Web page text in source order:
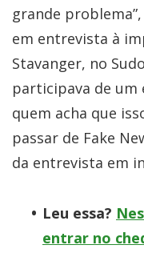
grande
em entrevista à
Stavanger, no
participava de um
quem acha que
passar de Fake
da entrevista em
Leu essa?
entrar no